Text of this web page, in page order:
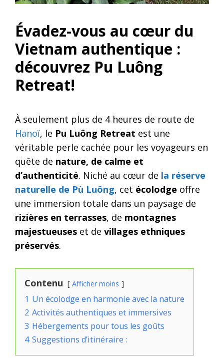
Évadez-vous au cœur du
Vietnam authentique :
découvrez Pu Luông
Retreat!
À seulement plus de 4 heures de route de
Hanoï, le Pu Luông Retreat est une
véritable perle cachée pour les voyageurs en
quête de nature, de calme et
d’authenticité. Niché au cœur de la réserve
naturelle de Pù Luông, cet écolodge offre
une immersion totale dans un paysage de
rizières en terrasses, de montagnes
majestueuses et de villages ethniques
préservés.
Contenu Afficher moins
1 Un écolodge en harmonie avec la nature
2 Activités authentiques et immersives
3 Hébergements pour tous les goûts
4 Suggestions d’itinéraire :